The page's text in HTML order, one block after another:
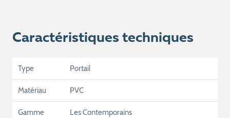
Caractéristiques techniques
Type Portail
Matériau PVC
Gamme Les Contemporains